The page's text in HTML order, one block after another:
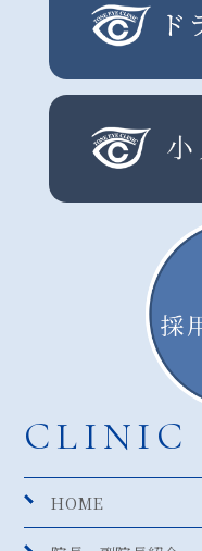
CLINIC
HOME